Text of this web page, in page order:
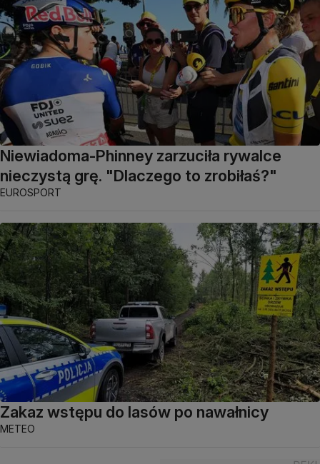
Niewiadoma-Phinney zarzuciła rywalce
nieczystą grę. "Dlaczego to zrobiłaś?"
EUROSPORT
Zakaz wstępu do lasów po nawałnicy
METEO